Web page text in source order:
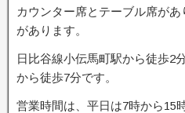
カウンター席とテーブル席が
があります。
日比谷線小伝馬町駅から徒歩2
から徒歩7分です。
営業時間は、平日は7時から15